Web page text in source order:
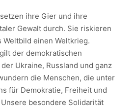
ihre Gier und ihre
Gewalt durch. Sie riskieren
einen Weltkrieg.
der demokratischen
Ukraine, Russland und ganz
die Menschen, die unter
für Demokratie, Freiheit und
besondere Solidarität